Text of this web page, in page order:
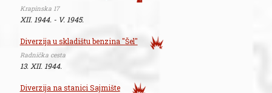
Krapinska 17
XII. 1944. - V. 1945.
Diverzija u skladištu benzina "Šel"
Radnička cesta
13. XII. 1944.
Diverzija na stanici Sajmište